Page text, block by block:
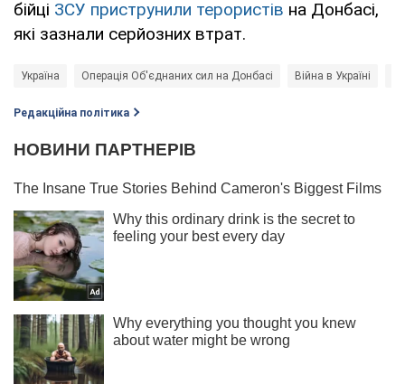
бійці ЗСУ приструнили терористів на Донбасі,
які зазнали серйозних втрат.
Україна Операція Об'єднаних сил на Донбасі Війна в Україні
Редакційна політика